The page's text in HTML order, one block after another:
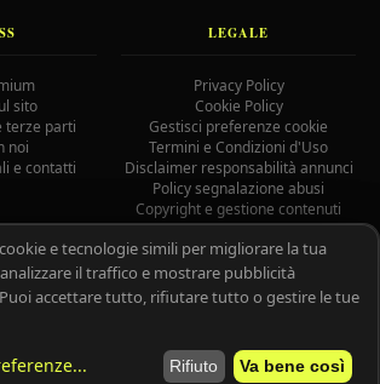
sito
terze parti
noi
e contatti
LEGALE
Privacy Policy
Cookie Policy
Gestisci preferenze cookie
Termini e Condizioni d'Uso
Disclaimer responsabilità annunci
Policy segnalazione abusi
Copyright e gestione contenuti
— Tutti i diritti riservati — IOCOSGC
responsabile per il contenuto degli annunci pubblicati
registrati.
Leggi il disclaimer completo.
e tecnologie simili per migliorare la tua
il traffico e mostrare pubblicità
accettare tutto, rifiutare tutto o gestire le tue
... Rifiuto Va bene così